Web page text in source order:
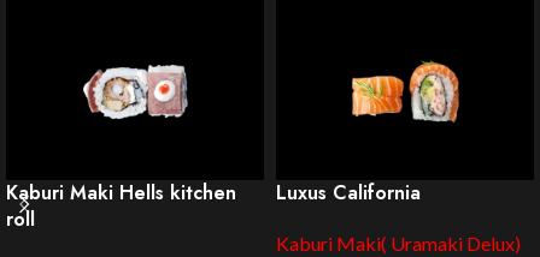
Kaburi Maki Hells kitchen
roll
Luxus California
Kaburi Maki( Uramaki Delux)